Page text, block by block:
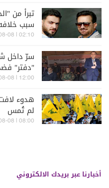
تبرأ من
سبب
02:10 | 2026-08-08
سرّ داخل
"دفتر"
12:00 | 2026-08-08
هدوء
لم تُمس
08:00 | 2026-08-08
أخبارنا عبر بريدك الالكتروني